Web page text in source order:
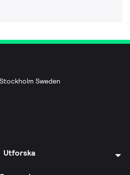
Sweden
Utforska